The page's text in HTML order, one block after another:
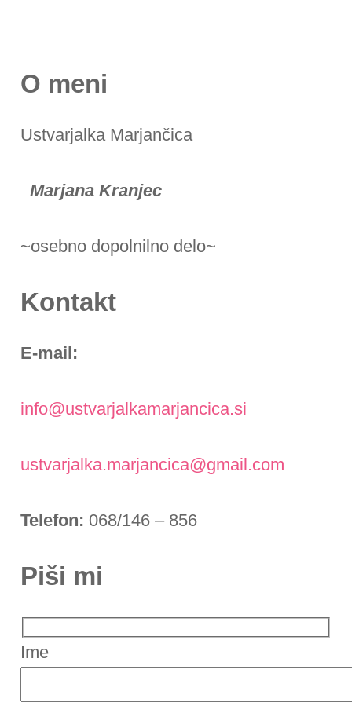
O meni
Ustvarjalka Marjančica
Marjana Kranjec
~osebno dopolnilno delo~
Kontakt
E-mail:
info@ustvarjalkamarjancica.si
ustvarjalka.marjancica@gmail.com
Telefon: 068/146 – 856
Piši mi
Ime